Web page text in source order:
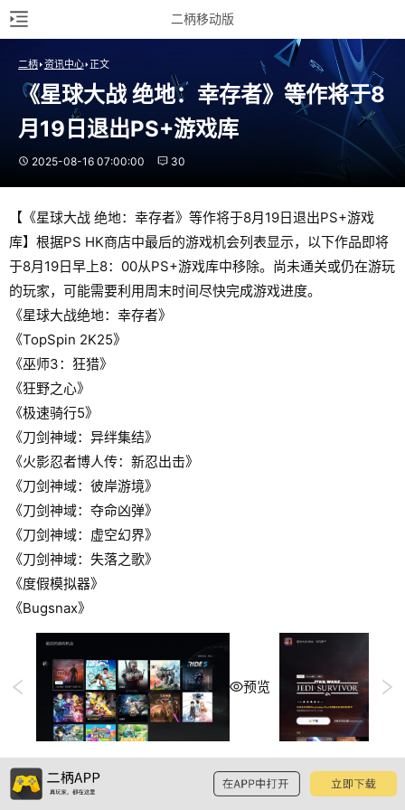
二柄移动版
二柄 资讯中心 正文
《星球大战 绝地：幸存者》等作将于8
月19日退出PS+游戏库
2025-08-16 07:00:00 30
【《星球大战 绝地：幸存者》等作将于8月19日退出PS+游戏
库】根据PS HK商店中最后的游戏机会列表显示，以下作品即将
于8月19日早上8：00从PS+游戏库中移除。尚未通关或仍在游玩
的玩家，可能需要利用周末时间尽快完成游戏进度。
《星球大战绝地：幸存者》
《TopSpin 2K25》
《巫师3：狂猎》
《狂野之心》
《极速骑行5》
《刀剑神域：异绊集结》
《火影忍者博人传：新忍出击》
《刀剑神域：彼岸游境》
《刀剑神域：夺命凶弹》
《刀剑神域：虚空幻界》
《刀剑神域：失落之歌》
《度假模拟器》
《Bugsnax》
预览